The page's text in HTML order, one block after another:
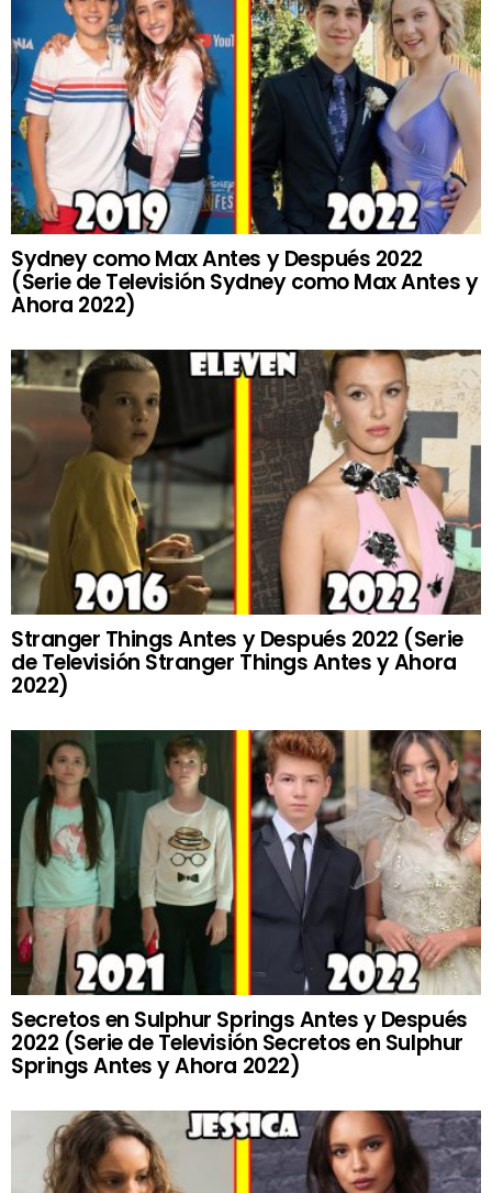
Sydney como Max Antes y Después 2022
(Serie de Televisión Sydney como Max Antes y
Ahora 2022)
Stranger Things Antes y Después 2022 (Serie
de Televisión Stranger Things Antes y Ahora
2022)
Secretos en Sulphur Springs Antes y Después
2022 (Serie de Televisión Secretos en Sulphur
Springs Antes y Ahora 2022)